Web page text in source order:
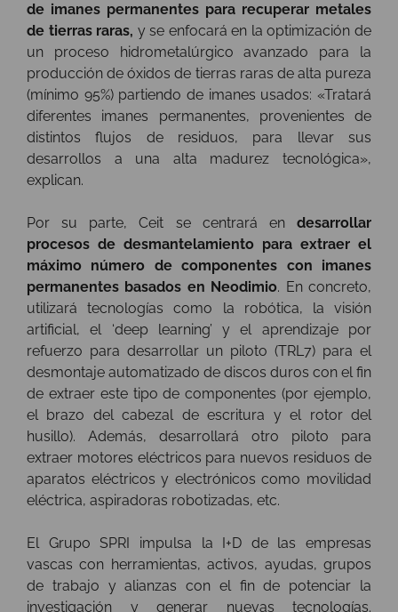
de imanes permanentes para recuperar metales
de tierras raras, y se enfocará en la optimización de
un proceso hidrometalúrgico avanzado para la
producción de óxidos de tierras raras de alta pureza
(mínimo 95%) partiendo de imanes usados: «Tratará
diferentes imanes permanentes, provenientes de
distintos flujos de residuos, para llevar sus
desarrollos a una alta madurez tecnológica»,
explican.
Por su parte, Ceit se centrará en desarrollar
procesos de desmantelamiento para extraer el
máximo número de componentes con imanes
permanentes basados en Neodimio. En concreto,
utilizará tecnologías como la robótica, la visión
artificial, el ‘deep learning’ y el aprendizaje por
refuerzo para desarrollar un piloto (TRL7) para el
desmontaje automatizado de discos duros con el fin
de extraer este tipo de componentes (por ejemplo,
el brazo del cabezal de escritura y el rotor del
husillo). Además, desarrollará otro piloto para
extraer motores eléctricos para nuevos residuos de
aparatos eléctricos y electrónicos como movilidad
eléctrica, aspiradoras robotizadas, etc.
El Grupo SPRI impulsa la I+D de las empresas
vascas con herramientas, activos, ayudas, grupos
de trabajo y alianzas con el fin de potenciar la
investigación y generar nuevas tecnologías.